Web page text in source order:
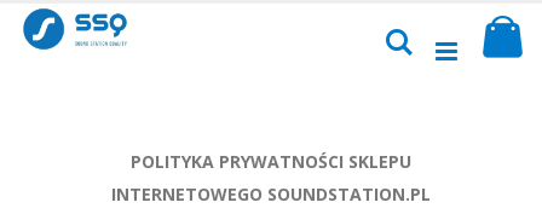
Przejdź
do
treści
Szukaj
POLITYKA PRYWATNOŚCI SKLEPU
INTERNETOWEGO SOUNDSTATION.PL